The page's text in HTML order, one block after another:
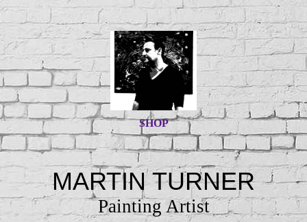
SHOP
MARTIN TURNER
Painting Artist